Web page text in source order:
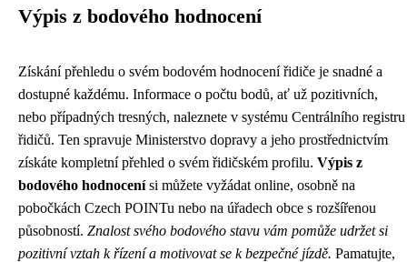
Výpis z bodového hodnocení
Získání přehledu o svém bodovém hodnocení řidiče je snadné a
dostupné každému. Informace o počtu bodů, ať už pozitivních,
nebo případných tresných, naleznete v systému Centrálního registru
řidičů. Ten spravuje Ministerstvo dopravy a jeho prostřednictvím
získáte kompletní přehled o svém řidičském profilu. Výpis z
bodového hodnocenísi můžete vyžádat online, osobně na
pobočkách Czech POINTu nebo na úřadech obce s rozšířenou
působností. Znalost svého bodového stavu vám pomůže udržet si
pozitivní vztah k řízení a motivovat se k bezpečné jízdě. Pamatujte,